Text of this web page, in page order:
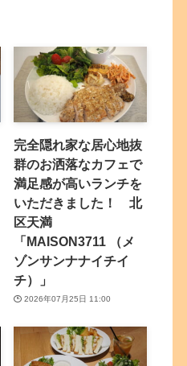
完全隠れ家な居心地抜
群のお洒落なカフェで
満足感が高いランチを
いただきました！ 北
区天満
「MAISON3711 （メ
ゾンサンナナイチイ
チ）」
2026年07月25日 11:00